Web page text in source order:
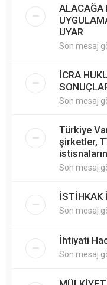
ALACAĞA
UYAR
Son mesaj
İCRA
Son mesaj
Türkiye
şirketler,
Son mesaj
İSTİHKAK
Son mesaj
İhtiyati
Son mesaj